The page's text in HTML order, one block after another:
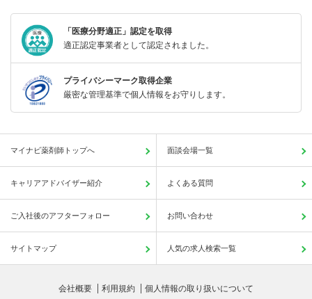
「医療分野適正」認定を取得
適正認定事業者として認定されました。
プライバシーマーク取得企業
厳密な管理基準で個人情報をお守りします。
マイナビ薬剤師トップへ 面談会場一覧
キャリアアドバイザー紹介 よくある質問
ご入社後のアフターフォロー お問い合わせ
サイトマップ 人気の求人検索一覧
会社概要 利用規約 個人情報の取り扱いについて